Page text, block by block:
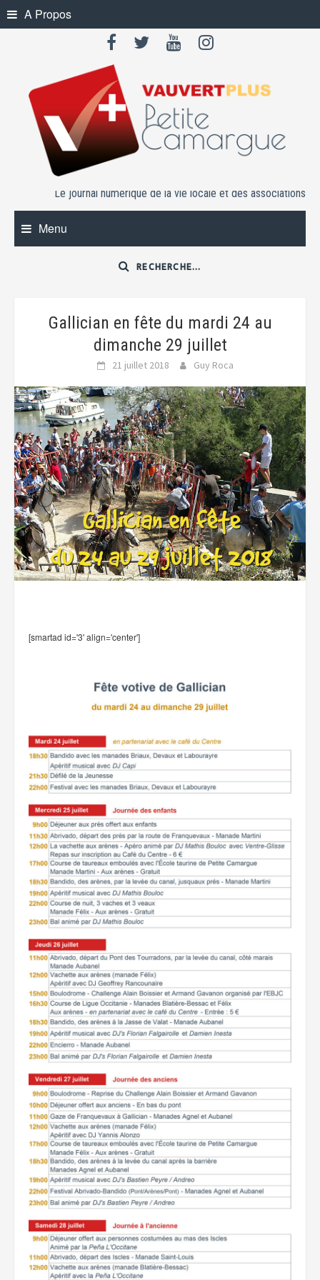
Skip
to
A Propos
Le journal numérique de la vie locale et des associations
Menu
Gallician en fête du mardi 24 au
dimanche 29 juillet
21 juillet 2018 Guy Roca
[smartad id='3' align='center']